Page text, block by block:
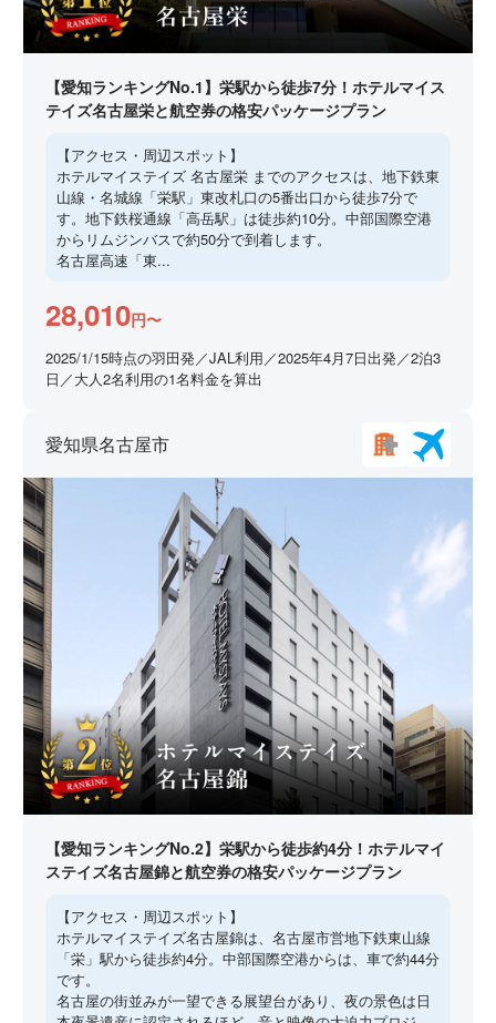
【愛知ランキングNo.1】栄駅から徒歩7分！ホテルマイス
テイズ名古屋栄と航空券の格安パッケージプラン
【アクセス・周辺スポット】
ホテルマイステイズ 名古屋栄 までのアクセスは、地下鉄東
山線・名城線「栄駅」東改札口の5番出口から徒歩7分で
す。地下鉄桜通線「高岳駅」は徒歩約10分。中部国際空港
からリムジンバスで約50分で到着します。
名古屋高速「東...
28,010円〜
2025/1/15時点の羽田発／JAL利用／2025年4月7日出発／2泊3
日／大人2名利用の1名料金を算出
愛知県名古屋市
【愛知ランキングNo.2】栄駅から徒歩約4分！ホテルマイ
ステイズ名古屋錦と航空券の格安パッケージプラン
【アクセス・周辺スポット】
ホテルマイステイズ名古屋錦は、名古屋市営地下鉄東山線
「栄」駅から徒歩約4分。中部国際空港からは、車で約44分
です。
名古屋の街並みが一望できる展望台があり、夜の景色は日